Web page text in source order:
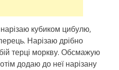
кубиком цибулю,
Нарізаю дрібно
терці моркву. Обсмажую
додаю до неї нарізану